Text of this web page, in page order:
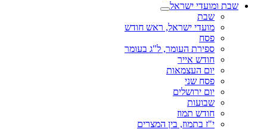
שבת ומועדי ישראל
שבת
מועדי ישראל, ראש חודש
פסח
ספירת העומר, ל"ג בעומר
חודש אייר
יום העצמאות
פסח שני
יום ירושלים
שבועות
חודש תמוז
י"ז בתמוז, בין המצרים